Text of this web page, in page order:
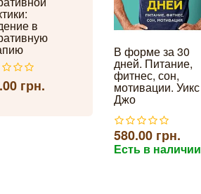
в
грн.
В форме за 30
дней. Питание,
фитнес, сон,
мотивации. Уикс
Джо
580.00 грн.
Есть в наличии